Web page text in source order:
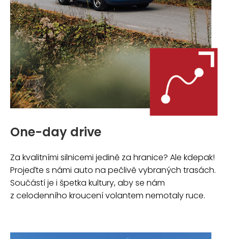
One-day drive
Za kvalitními silnicemi jedině za hranice? Ale kdepak!
Projeďte s námi auto na pečlivě vybraných trasách.
Součástí je i špetka kultury, aby se nám
z celodenního kroucení volantem nemotaly ruce.